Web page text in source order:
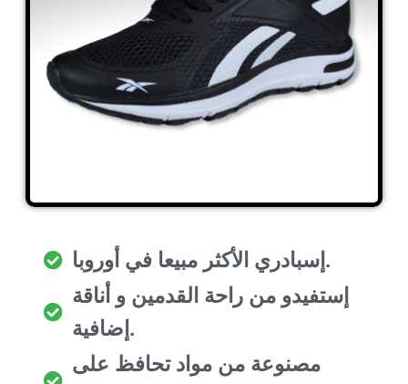
إسبادري الأكثر مبيعا في أوروبا.
إستفيدو من راحة القدمين و أناقة
إضافية.
مصنوعة من مواد تحافظ على